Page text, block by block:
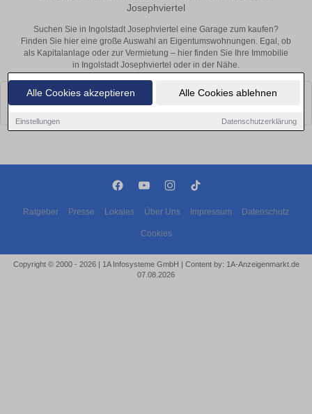
Alle Cookies akzeptieren Alle Cookies ablehnen
Einstellungen Datenschutzerklärung
Josephviertel
Suchen Sie in Ingolstadt Josephviertel eine Garage zum kaufen?
Finden Sie hier eine große Auswahl an Eigentumswohnungen. Egal, ob
als Kapitalanlage oder zur Vermietung – hier finden Sie Ihre Immobilie
in Ingolstadt Josephviertel oder in der Nähe.
Leider konnten wir derzeit keine passenden Objekte finden. Schauen Sie
Ratgeber Presse Lokales Über Uns Impressum Datenschutz
Cookies
Copyright © 2000 - 2026 | 1A Infosysteme GmbH | Content by: 1A-Anzeigenmarkt.de
07.08.2026